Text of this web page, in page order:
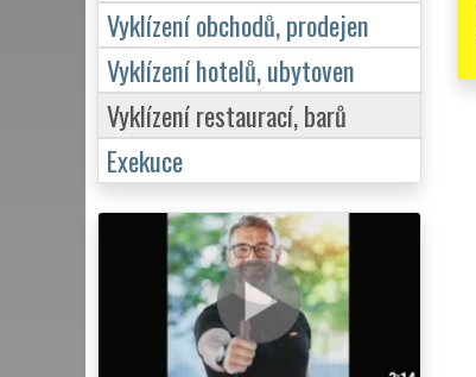
Vyklízení obchodů, prodejen
Vyklízení hotelů, ubytoven
Vyklízení restaurací, barů
Exekuce